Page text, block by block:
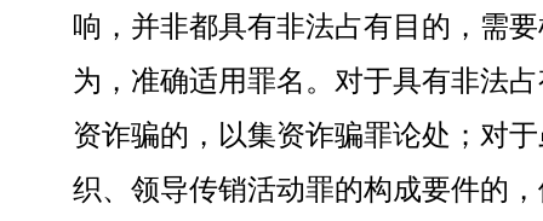
响，并非都具有非法占有目的，需
为，准确适用罪名。对于具有非法
资诈骗的，以集资诈骗罪论处；对
织、领导传销活动罪的构成要件的